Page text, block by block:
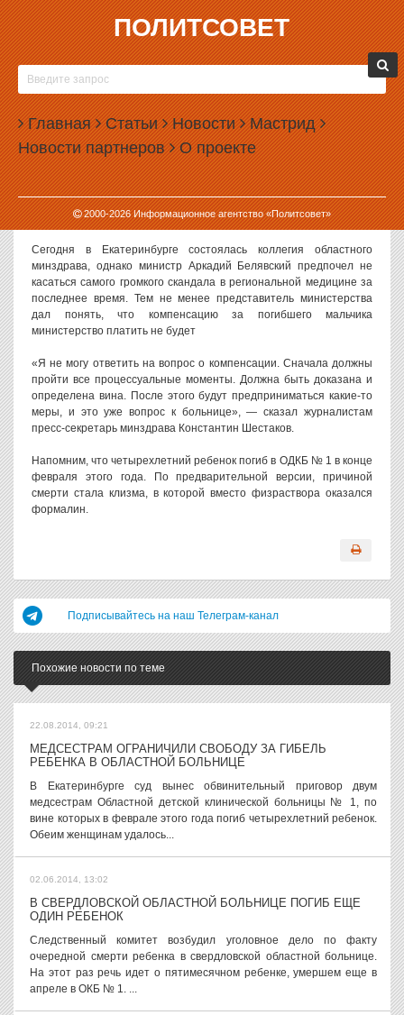
ПОЛИТСОВЕТ
Главная Статьи Новости Мастрид
Новости партнеров О проекте
2000-2026Информационное агентство «Политсовет»
09.04.2014, 15:16
СВЕРДЛОВСКИЙ МИНЗДРАВ НЕ ЗАПЛАТИТ
КОМПЕНСАЦИЮ ЗА ПОГИБШЕГО В ОДКБ
РЕБЕНКА
Министерство здравоохранения Свердловской области не будет
платить компенсацию родителям ребенка, погибшего в феврале
этого года в областной детской клинической больнице. Даже если
компенсацию и придется платить, то это будет делать не
минздрав, а само медучреждение.
Сегодня в Екатеринбурге состоялась коллегия областного
минздрава, однако министр Аркадий Белявский предпочел не
касаться самого громкого скандала в региональной медицине за
последнее время. Тем не менее представитель министерства
дал понять, что компенсацию за погибшего мальчика
министерство платить не будет
«Я не могу ответить на вопрос о компенсации. Сначала должны
пройти все процессуальные моменты. Должна быть доказана и
определена вина. После этого будут предприниматься какие-то
меры, и это уже вопрос к больнице», — сказал журналистам
пресс-секретарь минздрава Константин Шестаков.
Напомним, что четырехлетний ребенок погиб в ОДКБ № 1 в конце
февраля этого года. По предварительной версии, причиной
смерти стала клизма, в которой вместо физраствора оказался
формалин.
Подписывайтесь на наш Телеграм-канал
Похожие новости по теме
22.08.2014, 09:21
МЕДСЕСТРАМ ОГРАНИЧИЛИ СВОБОДУ ЗА ГИБЕЛЬ
РЕБЕНКА В ОБЛАСТНОЙ БОЛЬНИЦЕ
В Екатеринбурге суд вынес обвинительный приговор двум
медсестрам Областной детской клинической больницы № 1, по
вине которых в феврале этого года погиб четырехлетний ребенок.
Обеим женщинам удалось...
02.06.2014, 13:02
В СВЕРДЛОВСКОЙ ОБЛАСТНОЙ БОЛЬНИЦЕ ПОГИБ ЕЩЕ
ОДИН РЕБЕНОК
Следственный комитет возбудил уголовное дело по факту
очередной смерти ребенка в свердловской областной больнице.
На этот раз речь идет о пятимесячном ребенке, умершем еще в
апреле в ОКБ № 1. ...